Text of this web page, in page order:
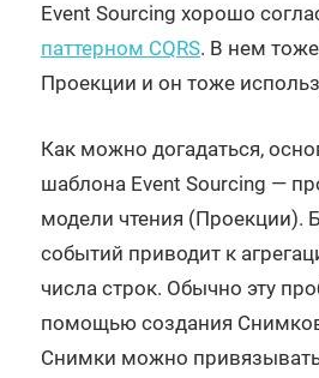
Event Sourcing хорошо
паттерном CQRS. В нем
Проекции и он тоже
Как можно догадаться,
шаблона Event Sourcing —
модели чтения (Проекции).
событий приводит к
числа строк. Обычно эту
помощью создания
Снимки можно